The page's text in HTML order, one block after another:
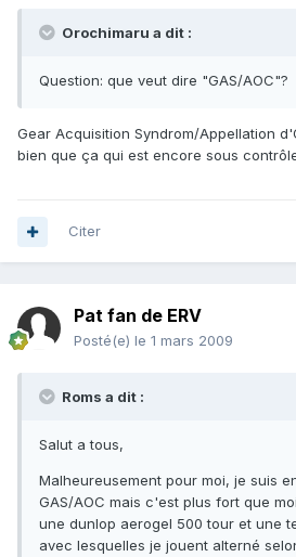
Orochimaru a dit :
Question: que veut dire "GAS/AOC"?
Gear Acquisition Syndrom/Appellation
bien que ça qui est encore sous
Citer
Pat fan de ERV
Posté(e) le 1 mars 2009
Roms a dit :
Salut a tous,
Malheureusement pour moi, je suis
GAS/AOC mais c'est plus fort que
une dunlop aerogel 500 tour et une
avec lesquelles je jouent alterné